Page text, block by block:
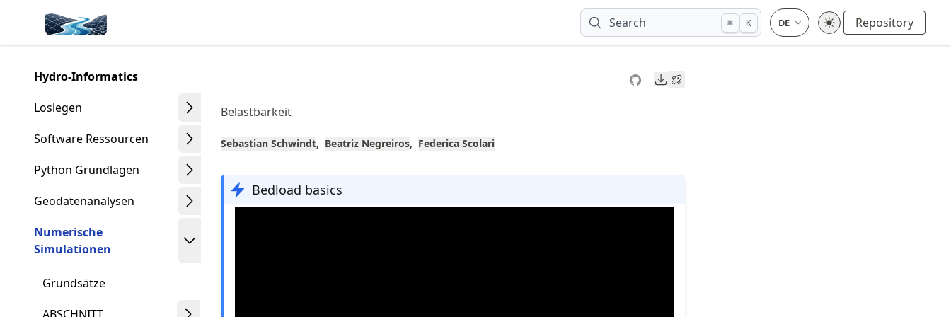
article
content
Made with MyST Search ⌘ K Repository
Hydro-Informatics
Loslegen
Software Ressourcen
Python Grundlagen
Geodatenanalysen
Numerische
Simulationen
Grundsätze
Downloads
Belastbarkeit
Sebastian Schwindt Beatriz Negreiros Federica Scolari
Bedload basics